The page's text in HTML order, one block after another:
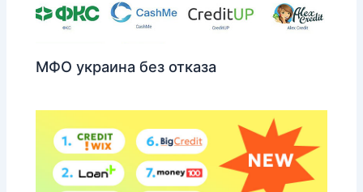
МФО украина без отказа